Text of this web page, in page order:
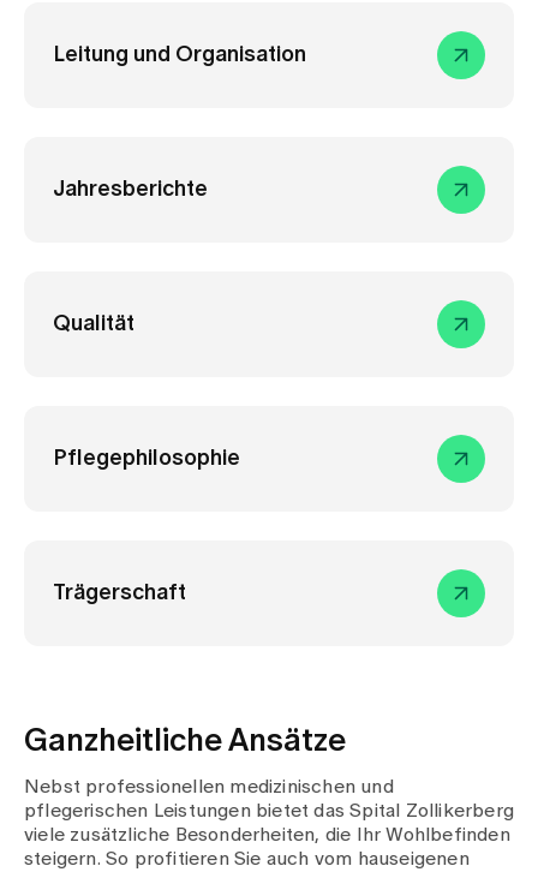
Leitung und Organisation
Jahresberichte
Qualität
Pflegephilosophie
Trägerschaft
Ganzheitliche Ansätze
Nebst professionellen medizinischen und
pflegerischen Leistungen bietet das Spital Zollikerberg
viele zusätzliche Besonderheiten, die Ihr Wohlbefinden
steigern. So profitieren Sie auch vom hauseigenen